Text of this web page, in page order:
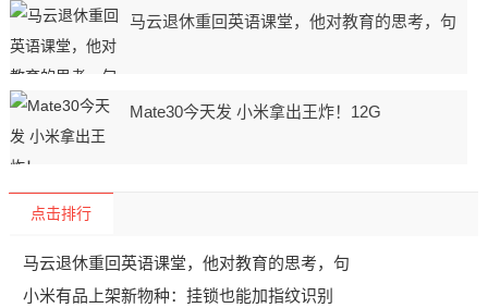
马云退休重回英语课堂，他对教育的思考，句
Mate30今天发 小米拿出王炸！12G
点击排行
马云退休重回英语课堂，他对教育的思考，句
小米有品上架新物种：挂锁也能加指纹识别